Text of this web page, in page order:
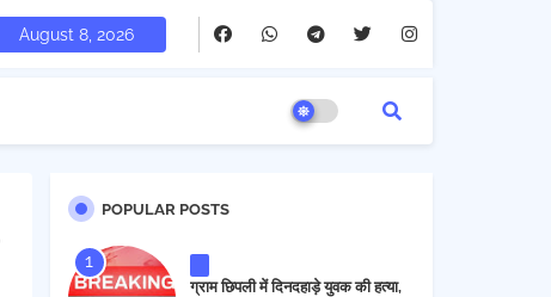
August 8, 2026
POPULAR POSTS
ग्राम छिपली में दिनदहाड़े युवक की हत्या,